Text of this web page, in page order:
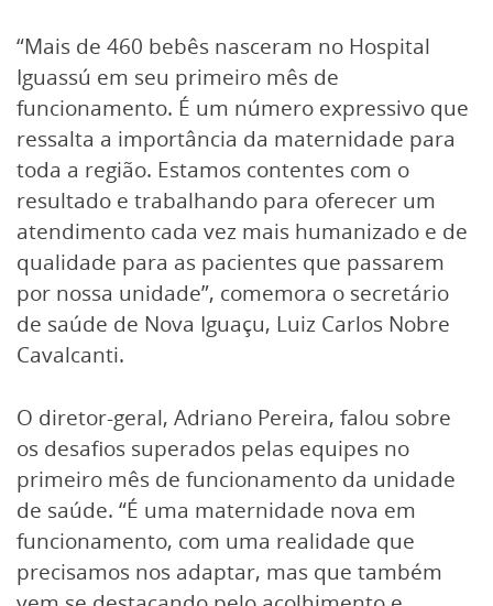
“Mais de 460 bebês nasceram no Hospital
Iguassú em seu primeiro mês de
funcionamento. É um número expressivo que
ressalta a importância da maternidade para
toda a região. Estamos contentes com o
resultado e trabalhando para oferecer um
atendimento cada vez mais humanizado e de
qualidade para as pacientes que passarem
por nossa unidade”, comemora o secretário
de saúde de Nova Iguaçu, Luiz Carlos Nobre
Cavalcanti.
O diretor-geral, Adriano Pereira, falou sobre
os desafios superados pelas equipes no
primeiro mês de funcionamento da unidade
de saúde. “É uma maternidade nova em
funcionamento, com uma realidade que
precisamos nos adaptar, mas que também